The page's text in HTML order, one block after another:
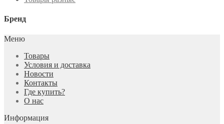
Бренд
Меню
Товары
Условия и доставка
Новости
Контакты
Где купить?
О нас
Информация